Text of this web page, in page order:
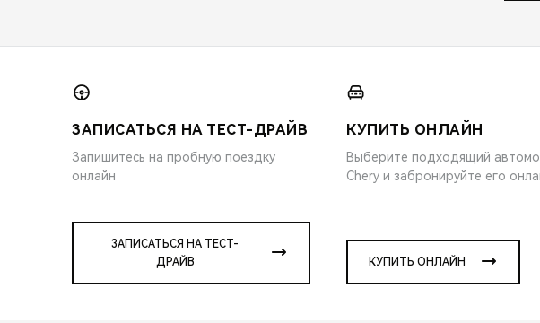
ЗАПИСАТЬСЯ НА ТЕСТ-ДРАЙВ
Запишитесь на пробную поездку
онлайн
ЗАПИСАТЬСЯ НА ТЕСТ-
ДРАЙВ
КУПИТЬ ОНЛАЙН
Выберите подходящий
Chery и забронируйте его
КУПИТЬ ОНЛАЙН